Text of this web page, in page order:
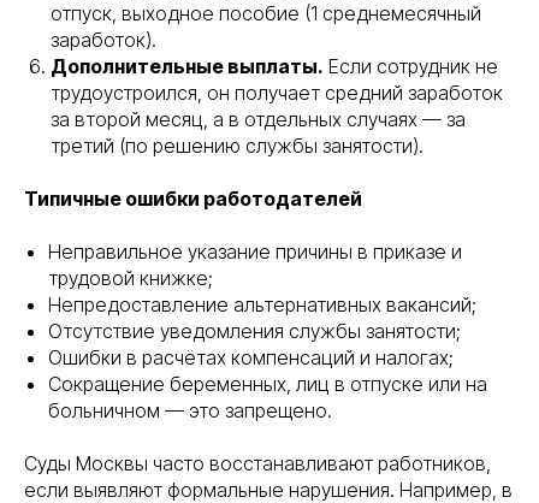
отпуск, выходное пособие (1 среднемесячный
заработок).
Дополнительные выплаты. Если сотрудник не
трудоустроился, он получает средний заработок
за второй месяц, а в отдельных случаях — за
третий (по решению службы занятости).
Типичные ошибки работодателей
Неправильное указание причины в приказе и
трудовой книжке;
Непредоставление альтернативных вакансий;
Отсутствие уведомления службы занятости;
Ошибки в расчётах компенсаций и налогах;
Сокращение беременных, лиц в отпуске или на
больничном — это запрещено.
Суды Москвы часто восстанавливают работников,
если выявляют формальные нарушения. Например, в